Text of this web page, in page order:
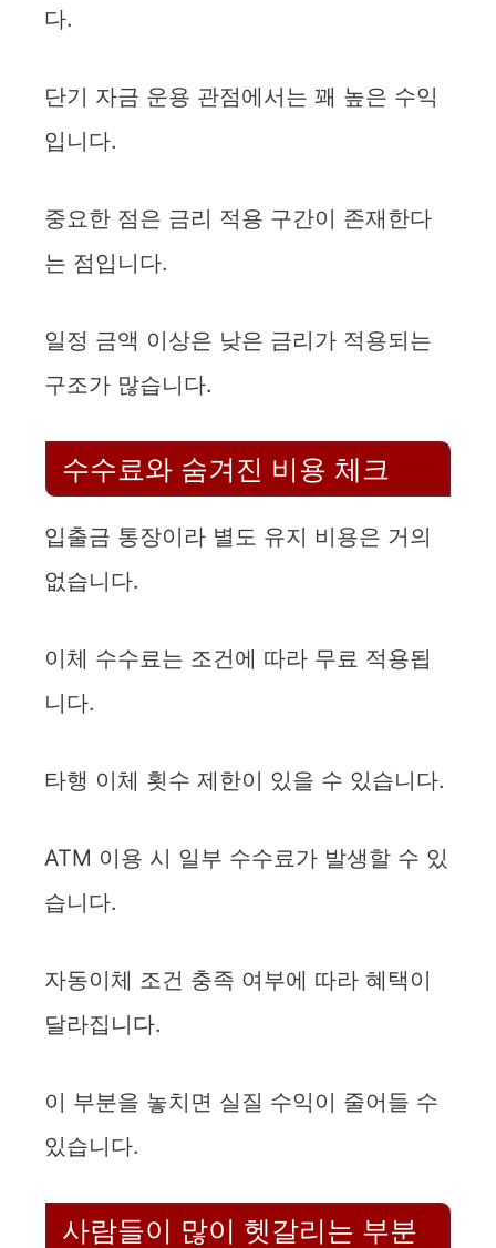
다.
단기 자금 운용 관점에서는 꽤 높은 수익
입니다.
중요한 점은 금리 적용 구간이 존재한다
는 점입니다.
일정 금액 이상은 낮은 금리가 적용되는
구조가 많습니다.
수수료와 숨겨진 비용 체크
입출금 통장이라 별도 유지 비용은 거의
없습니다.
이체 수수료는 조건에 따라 무료 적용됩
니다.
타행 이체 횟수 제한이 있을 수 있습니다.
ATM 이용 시 일부 수수료가 발생할 수 있
습니다.
자동이체 조건 충족 여부에 따라 혜택이
달라집니다.
이 부분을 놓치면 실질 수익이 줄어들 수
있습니다.
사람들이 많이 헷갈리는 부분